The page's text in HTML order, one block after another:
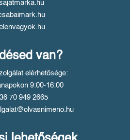
van?
elérhetősége:
9:00-16:00
70 949 2665